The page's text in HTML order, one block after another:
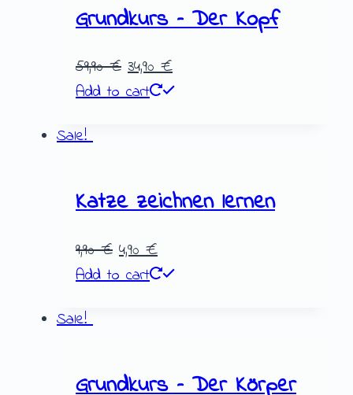
Grundkurs – Der Kopf
59,90€ 34,90€
Add to cart
Sale!
Katze zeichnen lernen
9,90€ 4,90€
Add to cart
Sale!
Grundkurs – Der Körper